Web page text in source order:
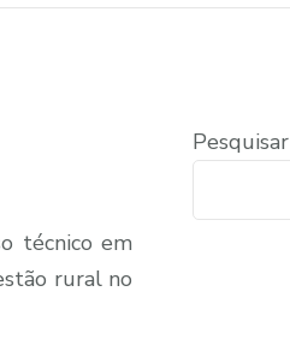
técnico em
rural no
Pesquisar